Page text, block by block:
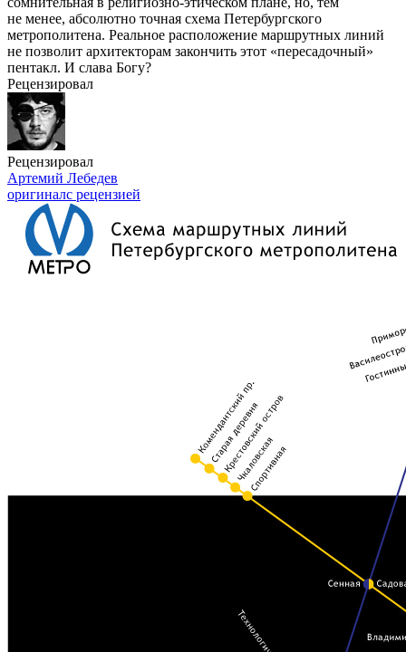
не менее, абсолютно точная схема Петербургского
метрополитена. Реальное расположение маршрутных линий
не позволит архитекторам закончить этот «пересадочный»
пентакл. И слава Богу?
Рецензировал
Рецензировал
Артемий Лебедев
оригиналс рецензией